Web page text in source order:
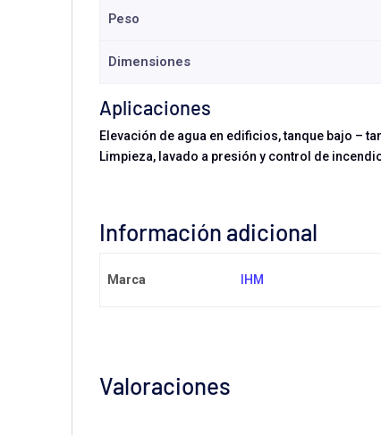
Peso
Dimensiones
Aplicaciones
Elevación de agua en edificios, tanque bajo –
Limpieza, lavado a presión y control de
Información adicional
Marca IHM
Valoraciones